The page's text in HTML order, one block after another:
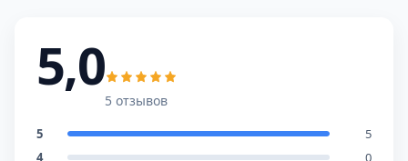
5,0
5 отзывов
5
5
4
0